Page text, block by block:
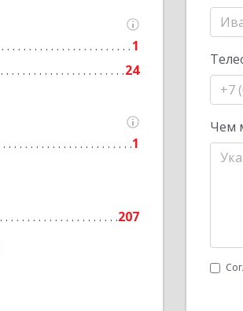
1
24
1
207
Чем